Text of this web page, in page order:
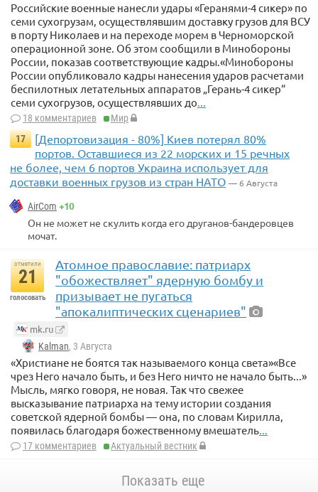
Российские военные нанесли удары «Геранями-4 сикер» по
семи сухогрузам, осуществлявшим доставку грузов для ВСУ
в порту Николаев и на переходе морем в Черноморской
операционной зоне. Об этом сообщили в Минобороны
России, показав соответствующие кадры.«Минобороны
России опубликовало кадры нанесения ударов расчетами
беспилотных летательных аппаратов „Герань-4 сикер“
семи сухогрузов, осуществлявших до...
18 комментариев
Мир
17
[Депортовизация - 80%] Киев потерял 80%
портов. Оставшиеся из 22 морских и 15 речных
не более, чем 6 портов Украина использует для
доставки военных грузов из стран НАТО — 6 Августа
AirCom +10
Он не может не скулить когда его друганов-бандеровцев
мочат.
отметили
21
голосовать
Атомное православие: патриарх
"обожествляет" ядерную бомбу и
призывает не пугаться
"апокалиптических сценариев"
mk.ru
Kalman, 3 Августа
«Христиане не боятся так называемого конца света»«Все
чрез Него начало быть, и без Него ничто не начало быть...»
Мысль, мягко говоря, не новая. Так что свежее
высказывание патриарха на тему истории создания
советской ядерной бомбы — она, по словам Кирилла,
появилась благодаря божественному вмешатель...
17 комментариев Актуальный вестник
Показать еще